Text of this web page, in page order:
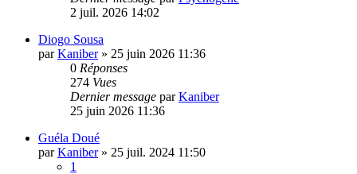
2 juil. 2026 14:02
Diogo Sousa
parKaniber» 25 juin 2026 11:36
0 Réponses
274 Vues
Dernier message parKaniber
25 juin 2026 11:36
Guéla Doué
parKaniber» 25 juil. 2024 11:50
1